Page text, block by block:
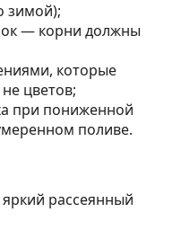
зимой);
— корни должны
которые
цветов;
при пониженной
поливе.
рассеянный